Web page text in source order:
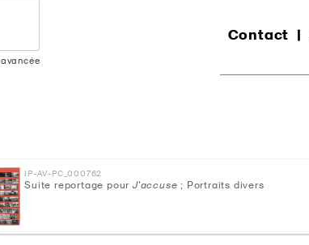
Contact
IP-AV-PC_000762
Suite reportage pour J'accuse; Portraits divers